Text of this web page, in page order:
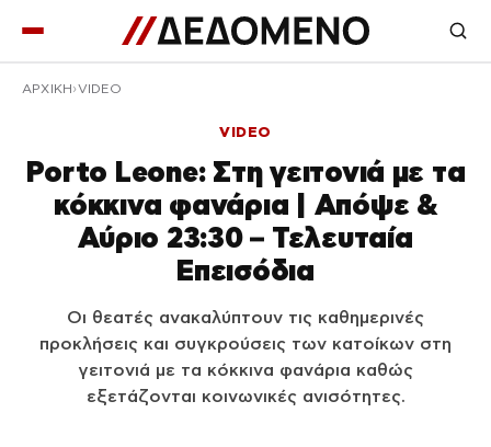
ΑΡΧΙΚΉ VIDEO
VIDEO
Porto Leone: Στη γειτονιά με τα
κόκκινα φανάρια | Απόψε &
Αύριο 23:30 – Τελευταία
Επεισόδια
Οι θεατές ανακαλύπτουν τις καθημερινές
προκλήσεις και συγκρούσεις των κατοίκων στη
γειτονιά με τα κόκκινα φανάρια καθώς
εξετάζονται κοινωνικές ανισότητες.